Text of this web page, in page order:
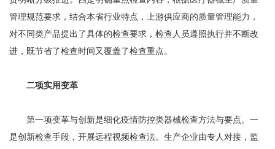
管理规范要求，结合本省行业特点，上游供应商的质量管理能力，
对不同类产品提出了具体的检查要求，检查人员遵照执行并不断改
进，既节省了检查时间又覆盖了检查重点。
二项实用变革
第一项变革与创新是细化疫情防控类器械检查方法与要点。一
是创新检查手段，开展远程视频检查法。生产企业由专人对接，监